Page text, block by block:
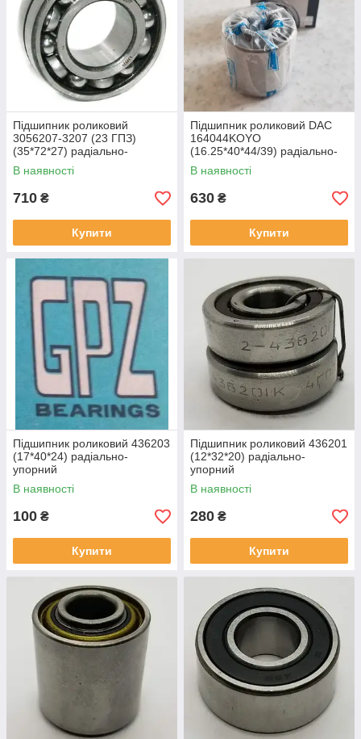
Підшипник роликовий
3056207-3207 (23 ГПЗ)
(35*72*27) радіально-
упорний
В наявності
710 ₴
Купити
Підшипник роликовий DAC
164044KOYO
(16.25*40*44/39) радіально-
упорний
В наявності
630 ₴
Купити
Підшипник роликовий 436203
(17*40*24) радіально-
упорний
В наявності
100 ₴
Купити
Підшипник роликовий 436201
(12*32*20) радіально-
упорний
В наявності
280 ₴
Купити